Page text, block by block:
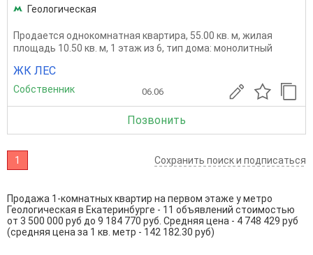
Геологическая
Продается однокомнатная квартира, 55.00 кв. м, жилая
площадь 10.50 кв. м, 1 этаж из 6, тип дома: монолитный
ЖК ЛЕС
Собственник 06.06
Позвонить
1 Сохранить поиск и подписаться
Продажа 1-комнатных квартир на первом этаже у метро
Геологическая в Екатеринбурге - 11 объявлений стоимостью
от 3 500 000 руб до 9 184 770 руб. Средняя цена - 4 748 429 руб
(средняя цена за 1 кв. метр - 142 182.30 руб)